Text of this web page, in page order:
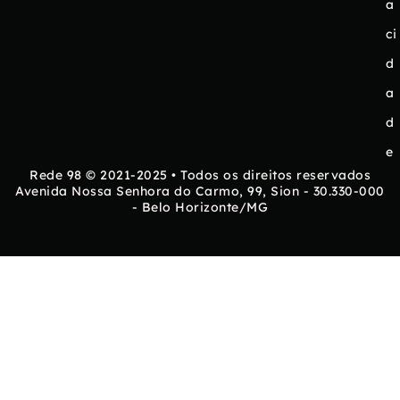
a
ci
d
a
d
e
Rede 98 © 2021-2025 • Todos os direitos reservados
Avenida Nossa Senhora do Carmo, 99, Sion - 30.330-000
- Belo Horizonte/MG